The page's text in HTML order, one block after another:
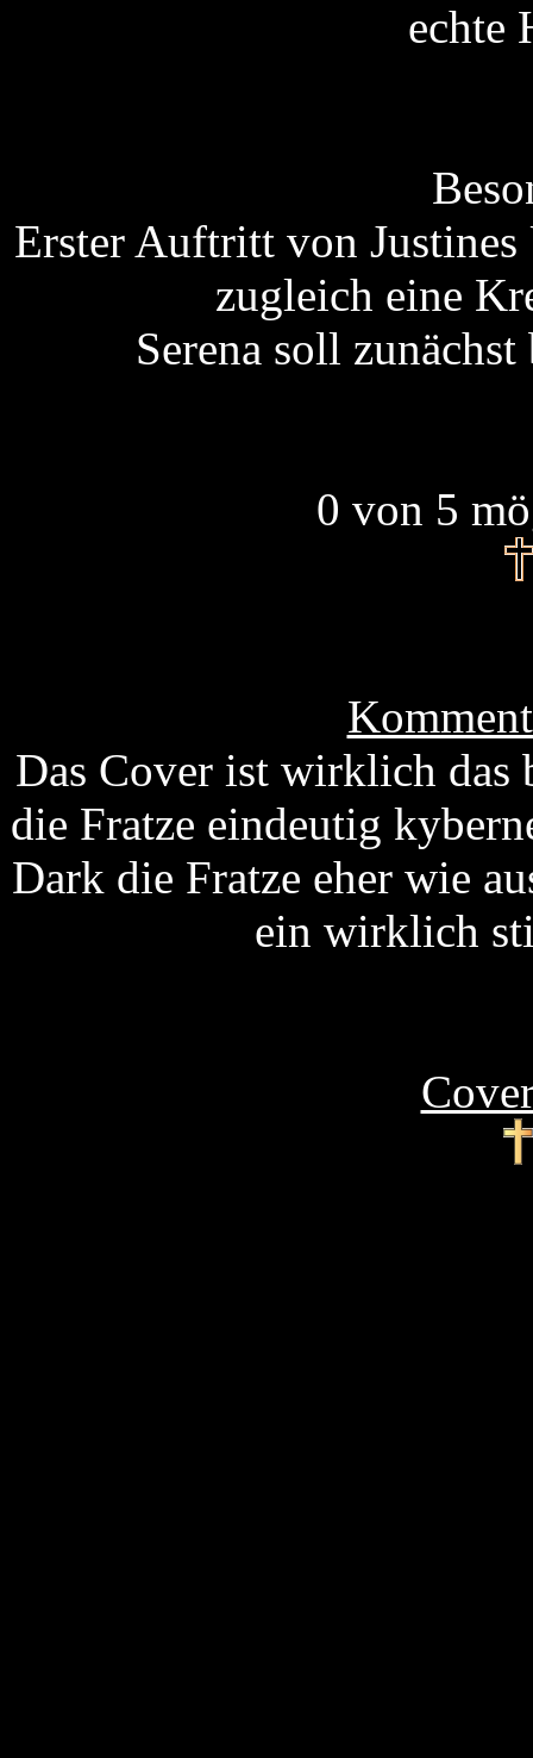
echte
Erster Auftritt von
zugleich eine
Serena soll
0 von 5
Das Cover ist wirklich das
die Fratze eindeutig
Dark die Fratze eher wie
ein wirklich